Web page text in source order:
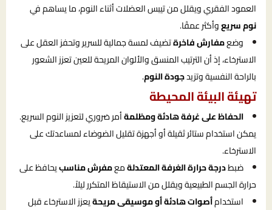
العمود الفقري ويقلل من تيبس العضلات أثناء النوم، ما يساهم في
نوم سريعوأكثر عمقًا.
وضعمفارش فاخرةتضيف لمسة جمالية للسرير وتحفز العقل على
الاسترخاء، إذ أن الترتيب المنسق والألوان المريحة للعين تعزز الشعور
بالراحة النفسية وتزيدجودة النوم.
تهيئة البيئة المحيطة
الحفاظ على غرفة هادئة ومظلمةأمر ضروري لتعزيز النوم السريع.
يمكن استخدام ستائر ثقيلة أو أجهزة تقليل الضوضاء لمساعدتك على
الاسترخاء.
ضبطدرجة حرارة الغرفة المعتدلةمعمفرش مناسبيحافظ على
حرارة الجسم الطبيعية ويقلل من الاستيقاظ المتكرر ليلاً.
استخدامأصوات هادئة أو موسيقى مريحةيعزز الاسترخاء قبل